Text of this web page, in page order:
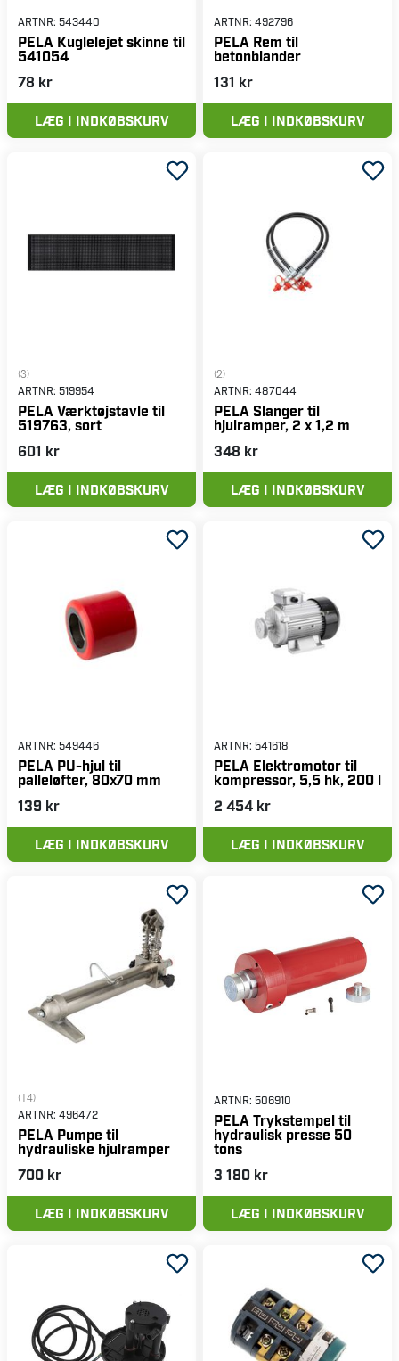
ARTNR: 543440
PELA Kuglelejet skinne til
541054
78 kr
LÆG I INDKØBSKURV
ARTNR: 492796
PELA Rem til
betonblander
131 kr
LÆG I INDKØBSKURV
(3)
ARTNR: 519954
PELA Værktøjstavle til
519763, sort
601 kr
LÆG I INDKØBSKURV
(2)
ARTNR: 487044
PELA Slanger til
hjulramper, 2 x 1,2 m
348 kr
LÆG I INDKØBSKURV
ARTNR: 549446
PELA PU-hjul til
palleløfter, 80x70 mm
139 kr
LÆG I INDKØBSKURV
ARTNR: 541618
PELA Elektromotor til
kompressor, 5,5 hk, 200 l
2 454 kr
LÆG I INDKØBSKURV
(14)
ARTNR: 496472
PELA Pumpe til
hydrauliske hjulramper
700 kr
LÆG I INDKØBSKURV
ARTNR: 506910
PELA Trykstempel til
hydraulisk presse 50
tons
3 180 kr
LÆG I INDKØBSKURV